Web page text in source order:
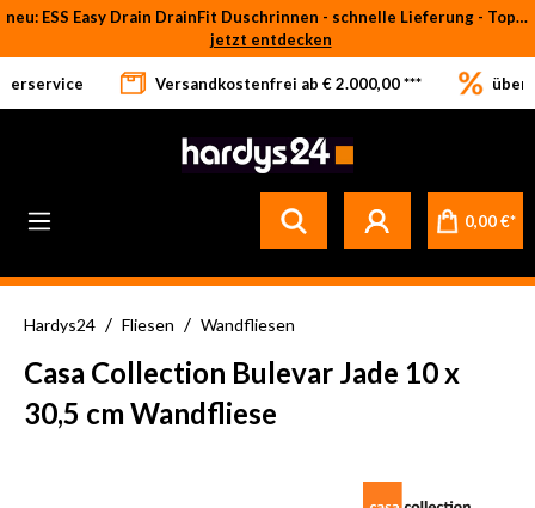
Zum Hauptinhalt springen
neu: ESS Easy Drain DrainFit Duschrinnen - schnelle Lieferung - Top-Preise
jetzt entdecken
Betrifft ausschließlich bei Bestellware-Fliesen: aufgrund der Werksferien in Italien und Spanien kommt es zu Verzögerungen bei der Verladung. Sämtliche Lagerware (sofort verfügbar) sowie alle anderen Produktgruppen versenden wir weiterhin regulär
Versandkostenfrei ab € 2.000,00 *** über
0,00 €*
Hardys24 / Fliesen / Wandfliesen
Casa Collection Bulevar Jade 10 x
30,5 cm Wandfliese